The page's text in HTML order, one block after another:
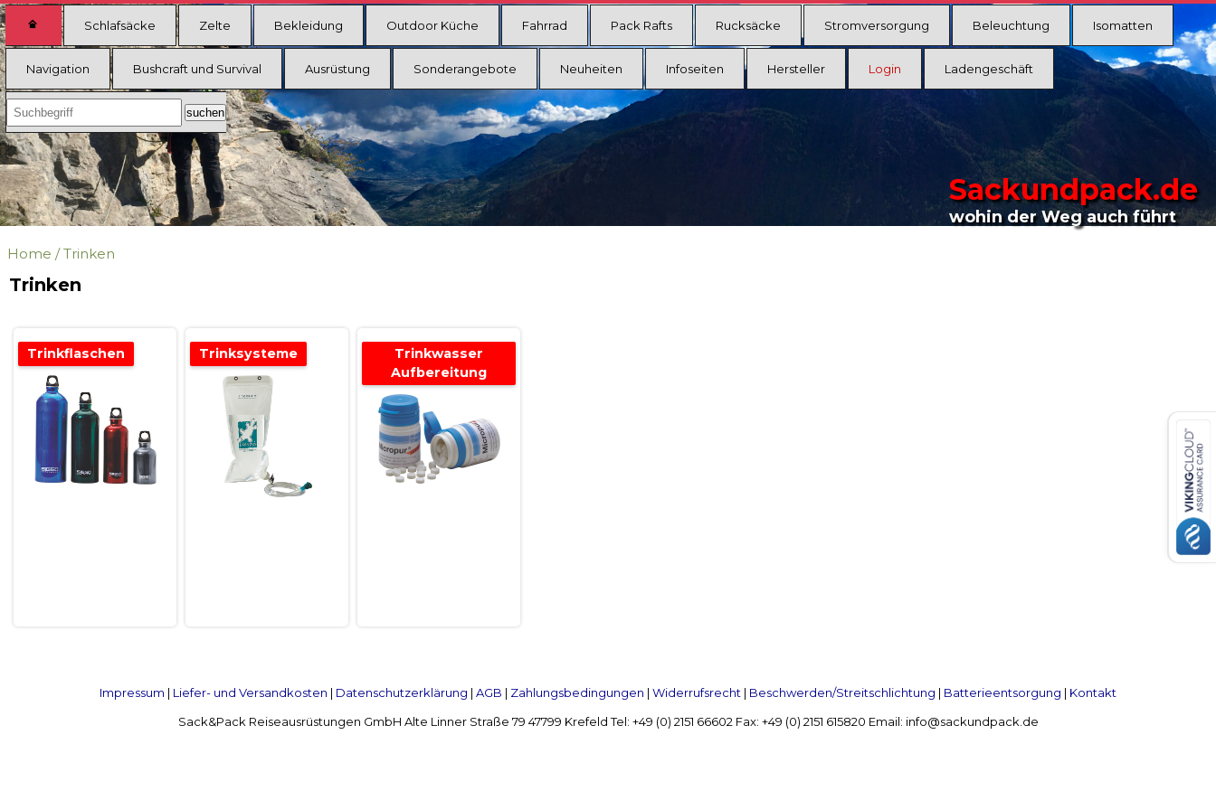
Schlafsäcke Zelte Bekleidung Outdoor Küche Fahrrad Pack Rafts Rucksäcke Stromversorgung Beleuchtung Isomatten
Navigation Bushcraft und Survival Ausrüstung Sonderangebote Neuheiten Infoseiten Hersteller Login Ladengeschäft
Sackundpack.de
wohin der Weg auch führt
Home /Trinken
Trinken
Trinkflaschen Trinksysteme
Trinkwasser
Aufbereitung
Impressum | Liefer- und Versandkosten | Datenschutzerklärung | AGB | Zahlungsbedingungen | Widerrufsrecht | Beschwerden/Streitschlichtung | Batterieentsorgung | Kontakt
Sack&Pack Reiseausrüstungen GmbH Alte Linner Straße 79 47799 Krefeld Tel: +49 (0) 2151 66602 Fax: +49 (0) 2151 615820 Email: info@sackundpack.de